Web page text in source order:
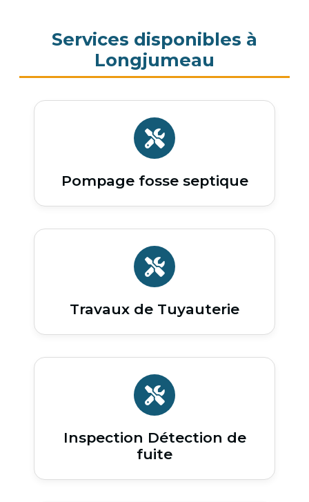
Services disponibles à
Longjumeau
Pompage fosse septique
Travaux de Tuyauterie
Inspection Détection de
fuite